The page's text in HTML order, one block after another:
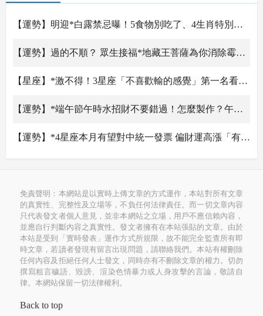
【運勢】明迎*白露禁忌曝！5食物別吃了、4生肖特別注意「這疾病」
【運勢】過的不順？ 眾生接福*地藏王菩薩為你消除霉運和不順
【星座】*激不得！3星座「不喜歡輸的感覺」第一名看似悠閒暗地超拚
【運勢】*端午節午時水招財不要錯過！怎麼製作？午時水禁忌、用法有哪些？
【運勢】*4星座本月有望對中統一發票 偏財運高漲「有機會獲得高額回報」
免責聲明：本網站是以實時上傳文章的方式運作，本站對所有文章
的真實性、完整性及立場等，不負任何法律責任。而一切文章內容
只代表發文者個人意見，並非本網站之立場，用戶不應信賴內容，
並應自行判斷內容之真實性。發文者擁有在本站張貼的文章。由於
本站是受到「實時發表」運作方式所規限，故不能完全監查所有即
時文章，若讀者發現有留言出現問題，請聯絡我們。本站有權刪除
任何內容及拒絕任何人士發文，同時亦有不刪除文章的權力。切勿
撰寫粗言穢語、毀謗、渲染色情暴力或人身攻擊的言論，敬請自
律。本網站保留一切法律權利。
Back to top